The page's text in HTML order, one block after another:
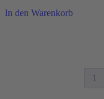
In den Warenkorb
1